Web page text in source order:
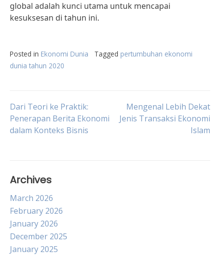
global adalah kunci utama untuk mencapai
kesuksesan di tahun ini.
Posted in Ekonomi Dunia Tagged pertumbuhan ekonomi
dunia tahun 2020
Post
navigation
Dari Teori ke Praktik:
Penerapan Berita Ekonomi
dalam Konteks Bisnis
Mengenal Lebih Dekat
Jenis Transaksi Ekonomi
Islam
Archives
March 2026
February 2026
January 2026
December 2025
January 2025